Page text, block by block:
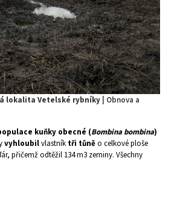
lokalita Vetelské rybníky | Obnova a
kuňky obecné (Bombina bombina)
vyhloubilvlastník tři tůněo celkové ploše
přičemž odtěžil 134 m3 zeminy. Všechny